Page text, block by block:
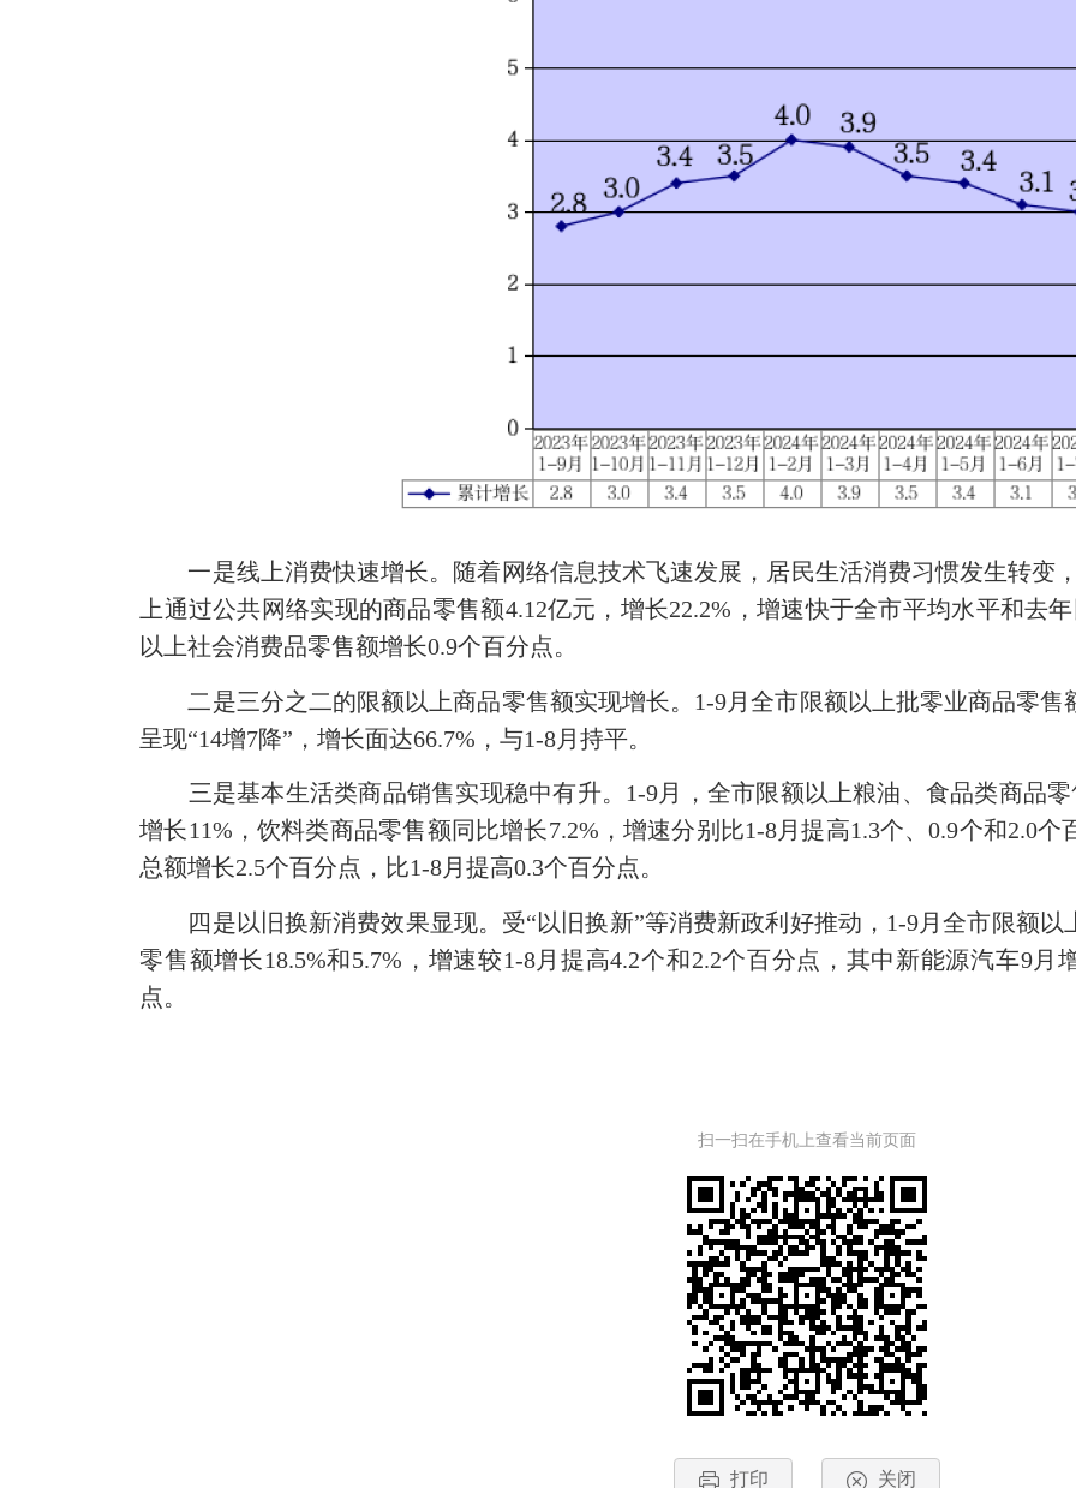
一是线上消费快速增长。随着网络信息技术飞速发展，居民生活消费习惯发生转变
上通过公共网络实现的商品零售额4.12亿元，增长22.2%，增速快于全市平均水平和去
以上社会消费品零售额增长0.9个百分点。
二是三分之二的限额以上商品零售额实现增长。1-9月全市限额以上批零业商品零售
呈现“14增7降”，增长面达66.7%，与1-8月持平。
三是基本生活类商品销售实现稳中有升。1-9月，全市限额以上粮油、食品类商品零
增长11%，饮料类商品零售额同比增长7.2%，增速分别比1-8月提高1.3个、0.9个和2.0
总额增长2.5个百分点，比1-8月提高0.3个百分点。
四是以旧换新消费效果显现。受“以旧换新”等消费新政利好推动，1-9月全市限额以
零售额增长18.5%和5.7%，增速较1-8月提高4.2个和2.2个百分点，其中新能源汽车9月
点。
扫一扫在手机上查看当前页面
打印 关闭